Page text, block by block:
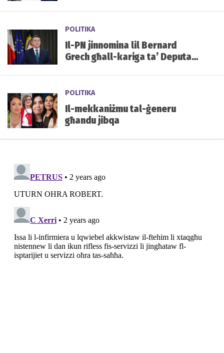
POLITIKA
Il-PN jinnomina lil Bernard
Grech għall-kariga ta’ Deputat
POLITIKA
Il-mekkaniżmu tal-ġeneru
għandu jibqa